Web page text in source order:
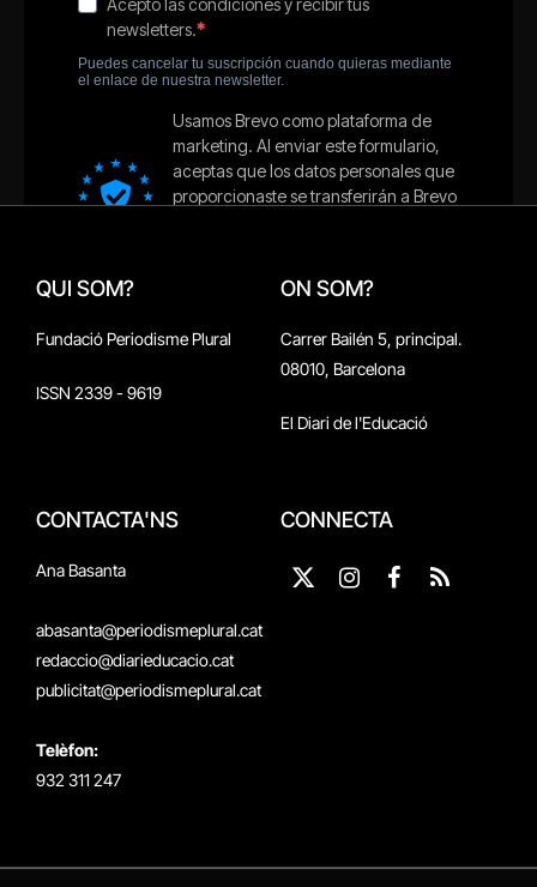
QUI SOM?
Fundació Periodisme Plural
ISSN 2339 - 9619
ON SOM?
Carrer Bailén 5, principal.
08010, Barcelona
El Diari de l'Educació
CONTACTA'NS
Ana Basanta
abasanta@periodismeplural.cat
redaccio@diarieducacio.cat
publicitat@periodismeplural.cat
Telèfon:
932 311 247
CONNECTA
X
Instagram
Facebook
RSS